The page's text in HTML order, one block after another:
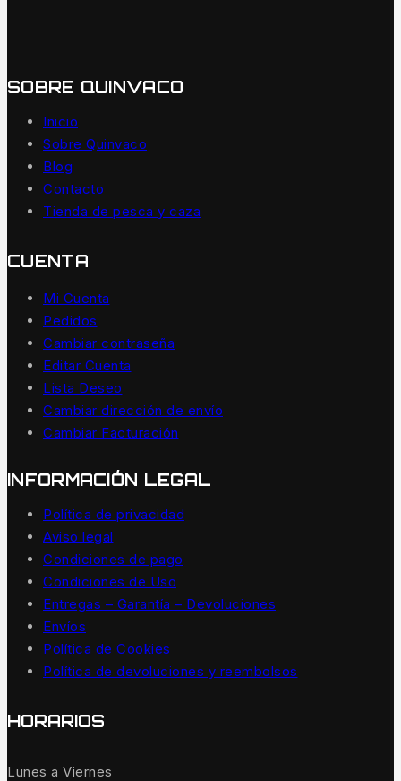
SOBRE QUINVACO
Inicio
Sobre Quinvaco
Blog
Contacto
Tienda de pesca y caza
CUENTA
Mi Cuenta
Pedidos
Cambiar contraseña
Editar Cuenta
Lista Deseo
Cambiar dirección de envío
Cambiar Facturación
INFORMACIÓN LEGAL
Política de privacidad
Aviso legal
Condiciones de pago
Condiciones de Uso
Entregas – Garantía – Devoluciones
Envíos
Política de Cookies
Política de devoluciones y reembolsos
HORARIOS
Lunes a Viernes